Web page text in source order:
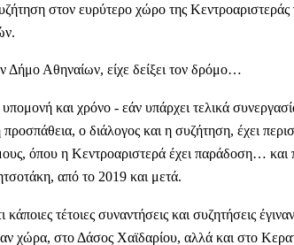
στον ευρύτερο χώρο της Κεντροαριστεράς
Δήμο Αθηναίων, είχε δείξει τον δρόμο…
και χρόνο - εάν υπάρχει τελικά
ο διάλογος και η συζήτηση, έχει
όπου η Κεντροαριστερά έχει παράδοση… και
από το 2019 και μετά.
τέτοιες συναντήσεις και συζητήσεις
χώρα, στο Δάσος Χαϊδαρίου, αλλά και στο